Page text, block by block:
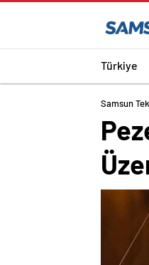
Türkiye
Samsun